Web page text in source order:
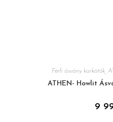
Férfi ásvány karkötők
ATHEN- Howlit
9